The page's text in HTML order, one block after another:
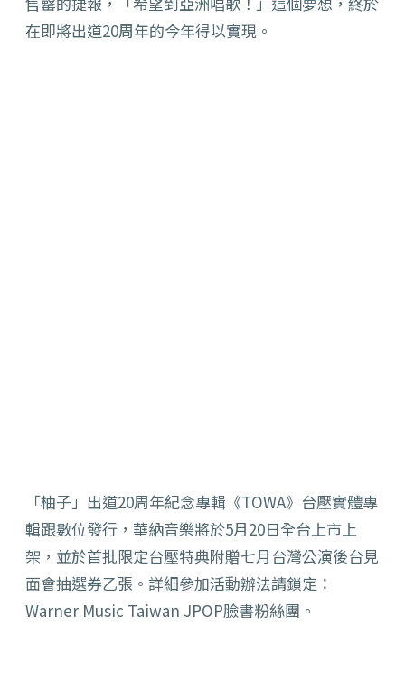
在即將出道20周年的今年得以實現。
「柚子」出道20周年紀念專輯《TOWA》台壓實體專
輯跟數位發行，華納音樂將於5月20日全台上市上
架，並於首批限定台壓特典附贈七月台灣公演後台見
面會抽選券乙張。詳細參加活動辦法請鎖定：
Warner Music Taiwan JPOP臉書粉絲團。